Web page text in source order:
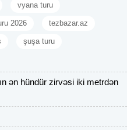
vyana turu
2026 tezbazar.az
şuşa turu
ən hündür zirvəsi iki metrdən